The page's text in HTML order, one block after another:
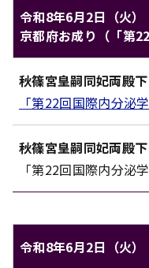
令和8年6月2日（火）
京都府お成り（「第
対象 内容
秋篠宮皇嗣同妃両殿下
「第22回国際内分泌
秋篠宮皇嗣同妃両殿下
「第22回国際内分泌
令和8年6月2日（火）